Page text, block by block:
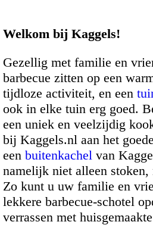
Welkom bij Kaggels!
Gezellig met familie en
barbecue zitten op een
tijdloze activiteit, en een
ook in elke tuin erg goed.
een uniek en veelzijdig
bij Kaggels.nl aan het
een buitenkachel van
namelijk niet alleen stoken,
Zo kunt u uw familie en
lekkere barbecue-schotel
verrassen met